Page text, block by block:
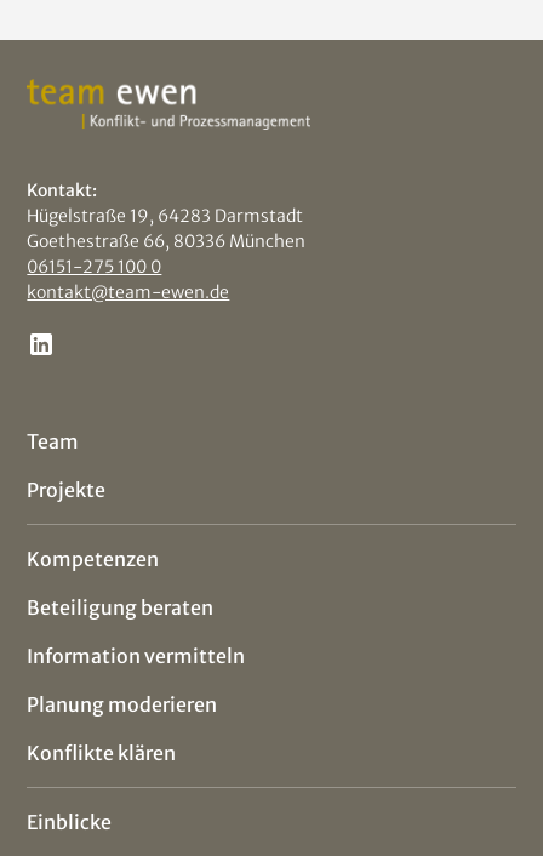
Kontakt:
Hügelstraße 19, 64283 Darmstadt
Goethestraße 66, 80336 München
06151-275 100 0
kontakt@team-ewen.de
Team
Projekte
Kompetenzen
Beteiligung beraten
Information vermitteln
Planung moderieren
Konflikte klären
Einblicke